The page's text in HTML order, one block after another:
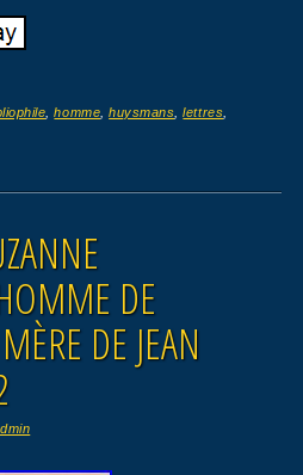
,homme ,huysmans ,lettres
DE
DE JEAN